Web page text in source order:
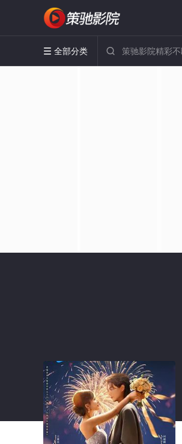
 全部分类 